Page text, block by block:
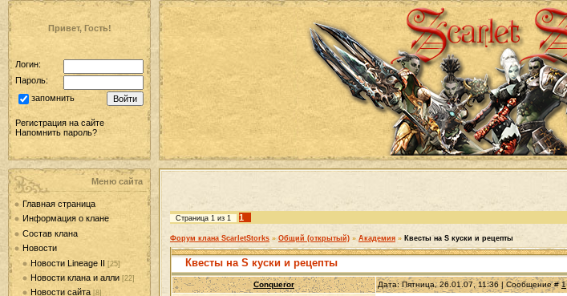
Привет, Гость!
Логин:
Пароль:
запомнить
Регистрация на сайте
Напомнить пароль?
Меню сайта
Главная страница
Информация о клане
Состав клана
Новости
Новости Lineage II [25]
Новости клана и алли [22]
Новости сайта [8]
Страница 1 из 1 1
Форум клана ScarletStorks » Общий (открытый) » Академия » Квесты на S куски и рецепты
Квесты на S куски и рецепты
Conqueror Дата: Пятница, 26.01.07, 11:36 | Сообщение #1